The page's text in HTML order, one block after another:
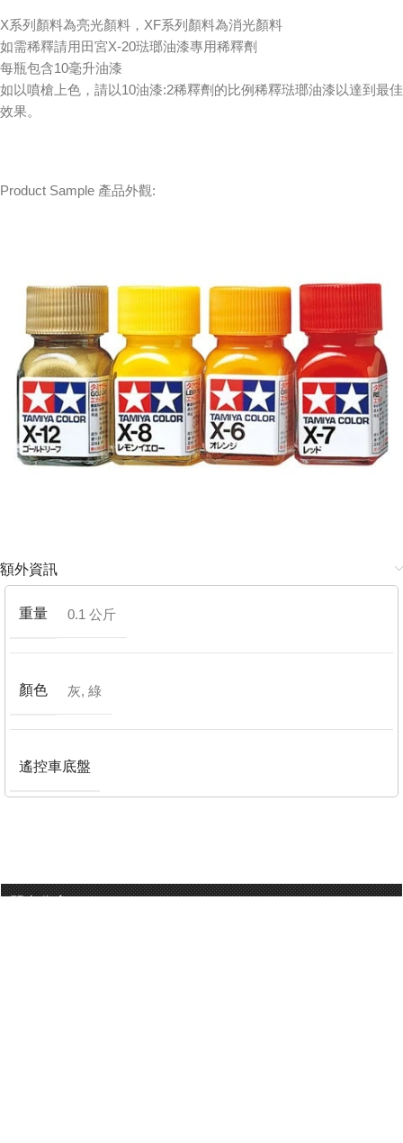
X系列顏料為亮光顏料，XF系列顏料為消光顏料
如需稀釋請用田宮X-20琺瑯油漆專用稀釋劑
每瓶包含10毫升油漆
如以噴槍上色，請以10油漆:2稀釋劑的比例稀釋琺瑯油漆以達到最佳
效果。
Product Sample 產品外觀:
額外資訊
重量 0.1 公斤
顏色 灰, 綠
遙控車底盤